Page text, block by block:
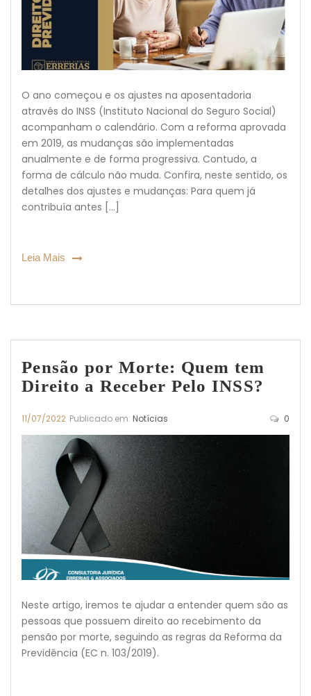
O ano começou e os ajustes na aposentadoria
através do INSS (Instituto Nacional do Seguro Social)
acompanham o calendário. Com a reforma aprovada
em 2019, as mudanças são implementadas
anualmente e de forma progressiva. Contudo, a
forma de cálculo não muda. Confira, neste sentido, os
detalhes dos ajustes e mudanças: Para quem já
contribuía antes […]
Leia Mais
Pensão por Morte: Quem tem
Direito a Receber Pelo INSS?
11/07/2022 Publicado em: Notícias 0
Neste artigo, iremos te ajudar a entender quem são as
pessoas que possuem direito ao recebimento da
pensão por morte, seguindo as regras da Reforma da
Previdência (EC n. 103/2019).